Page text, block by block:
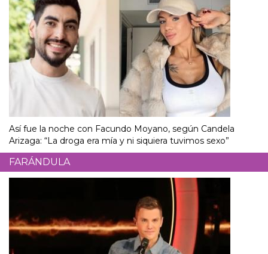
Así fue la noche con Facundo Moyano, según Candela
Arizaga: “La droga era mía y ni siquiera tuvimos sexo”
FARÁNDULA